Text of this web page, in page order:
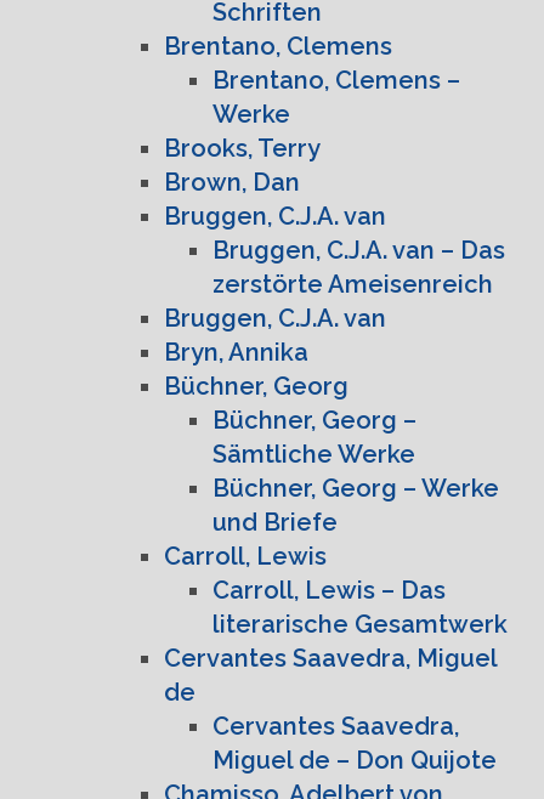
Schriften
Brentano, Clemens
Brentano, Clemens –
Werke
Brooks, Terry
Brown, Dan
Bruggen, C.J.A. van
Bruggen, C.J.A. van – Das
zerstörte Ameisenreich
Bruggen, C.J.A. van
Bryn, Annika
Büchner, Georg
Büchner, Georg –
Sämtliche Werke
Büchner, Georg – Werke
und Briefe
Carroll, Lewis
Carroll, Lewis – Das
literarische Gesamtwerk
Cervantes Saavedra, Miguel
de
Cervantes Saavedra,
Miguel de – Don Quijote